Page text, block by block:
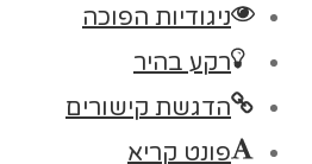
ניגודיות הפוכה
רקע בהיר
הדגשת קישורים
פונט קריא